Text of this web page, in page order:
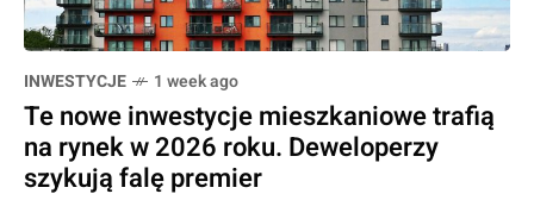
INWESTYCJE 1 week ago
Te nowe inwestycje mieszkaniowe trafią
na rynek w 2026 roku. Deweloperzy
szykują falę premier